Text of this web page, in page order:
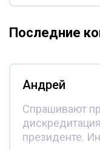
Последние
Андрей
Спрашивают
президенте.